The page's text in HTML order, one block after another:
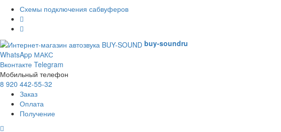
Схемы подключения сабвуферов
buy-soundru
WhatsApp МАКС
Вконтакте Telegram
Мобильный телефон
8 920 442-55-32
Заказ
Оплата
Получение